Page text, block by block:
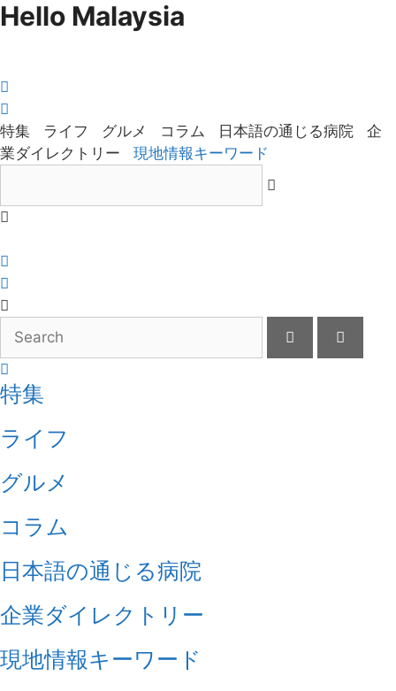
Skip
Hello Malaysia
特集 ライフ グルメ コラム 日本語の通じる病院
企
業ダイレクトリー
現地情報キーワード
特集
ライフ
グルメ
コラム
日本語の通じる病院
企業ダイレクトリー
現地情報キーワード